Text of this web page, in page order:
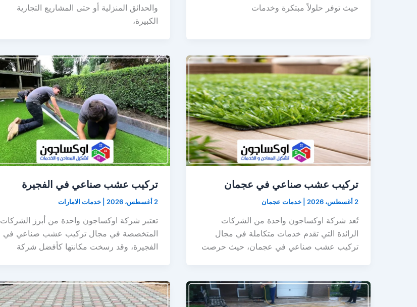
حيث توفر حلولاً مبتكرة وخدمات
والحدائق المنزلية أو حتى المشاريع التجارية
الكبيرة،
تركيب عشب صناعي في عجمان
2 أغسطس، 2026 خدمات عجمان
تُعد شركة اوكساجون واحدة من الشركات
الرائدة التي تقدم خدمات متكاملة في مجال
تركيب عشب صناعي في عجمان، حيث حرصت
تركيب عشب صناعي في الفجيرة
2 أغسطس، 2026 |خدمات الامارات
تعتبر شركة اوكساجون واحدة من أبرز الشركات
المتخصصة في مجال تركيب عشب صناعي في
الفجيرة، وقد رسخت مكانتها كأفضل شركة